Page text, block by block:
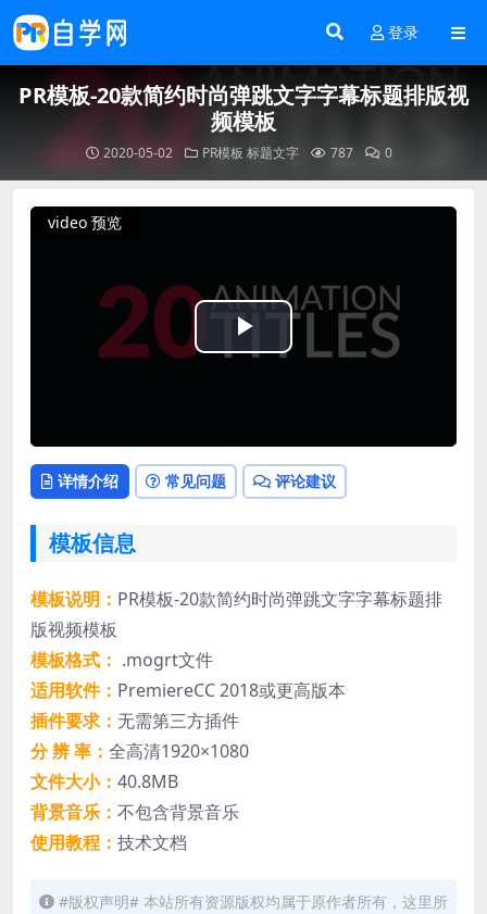
登录
PR模板-20款简约时尚弹跳文字字幕标题排版视
频模板
2020-05-02 PR模板 标题文字 787 0
video 预览
Play
详情介绍 常见问题 评论建议
模板信息
模板说明： PR模板-20款简约时尚弹跳文字字幕标题排
版视频模板
模板格式： .mogrt文件
适用软件： PremiereCC 2018或更高版本
插件要求： 无需第三方插件
分 辨 率： 全高清1920×1080
文件大小： 40.8MB
背景音乐： 不包含背景音乐
使用教程： 技术文档
#版权声明# 本站所有资源版权均属于原作者所有，这里所